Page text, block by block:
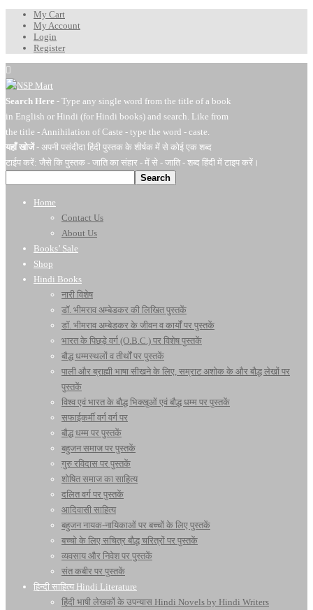
My Cart
My Account
Login
Register
Search Here - Type any single word from the title of a book
in English or Hindi (for Hindi books) and search. Like from
the title - Annihilation of Caste - type the word - caste.
यहाँ खोजें- अपनी पसंदीदा हिंदी पुस्तक के शीर्षक में से कोई एक शब्द
टाईप करें: जैसे कि पुस्तक - जाति का संहार - में से - जाति - शब्द हिंदी में टाइप करें।
Search
Home
Contact Us
About Us
Books’ Sale
Shop
Hindi Books
नारी विशेष
डॉ. भीमराव अम्बेडकर की लिखित पुस्तकें
डॉ. भीमराव अम्बेडकर के जीवन व कार्यों पर पुस्तकें
भारत के पिछड़े वर्ग (O.B.C.) पर विशेष पुस्तकें
बौद्ध धम्मस्थलों व तीर्थों पर पुस्तकें
पाली और ब्राह्मी भाषा सीखने के लिए, सम्राट अशोक के और बौद्ध लेखों पर
पुस्तकें
विश्व एवं भारत के बौद्ध भिक्खुओं एवं बौद्ध धम्म पर पुस्तकें
सफाईकर्मी वर्ग वर्ग पर
बौद्ध धम्म पर पुस्तकें
बहुजन समाज पर पुस्तकें
गुरु रविदास पर पुस्तकें
शोषित समाज का साहित्य
दलित वर्ग पर पुस्तकें
आदिवासी साहित्य
बहुजन नायक-नायिकाओं पर बच्चों के लिए पुस्तकें
बच्चो के लिए सचित्र बौद्ध चरित्रों पर पुस्तकें
व्यवसाय और निवेश पर पुस्तकें
संत कबीर पर पुस्तकें
हिन्दी साहित्य Hindi Literature
हिंदी भाषी लेखकों के उपन्यास Hindi Novels by Hindi Writers